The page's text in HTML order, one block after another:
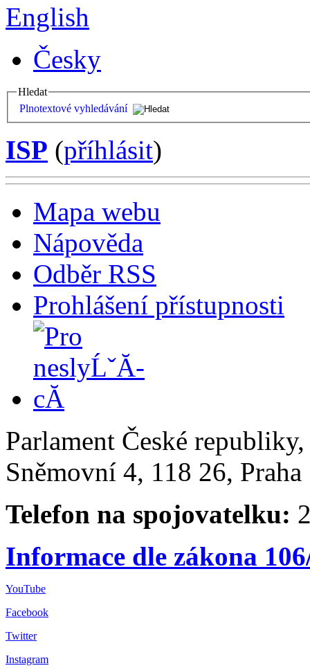
English
Česky
Hledat
Plnotextové vyhledávání
ISP (příhlásit)
Mapa webu
Nápověda
Odběr RSS
Prohlášení přístupnosti
Parlament České
Sněmovní 4, 118 26,
Telefon na spojovatelku:
Informace dle zákona
YouTube
Facebook
Twitter
Instagram